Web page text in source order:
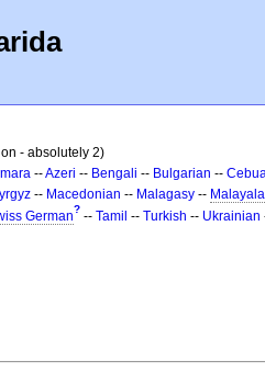
- absolutely 2)
--Azeri -- Bengali -- Bulgarian --
-- Macedonian -- Malagasy --
German? -- Tamil -- Turkish -- Ukrainian